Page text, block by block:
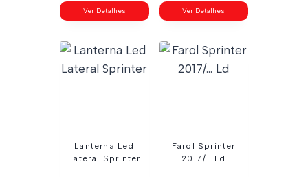
Ver Detalhes Ver Detalhes
Lanterna Led
Lateral Sprinter
Farol Sprinter
2017/… Ld